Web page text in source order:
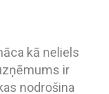
kā neliels
ir
nodrošina